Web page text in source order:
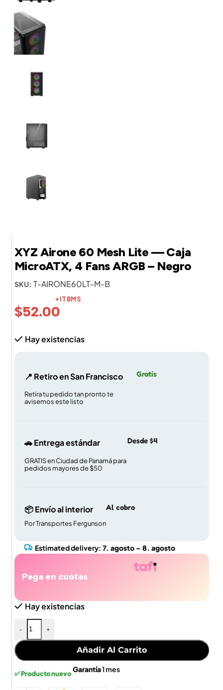
XYZ Airone 60 Mesh Lite — Caja
MicroATX, 4 Fans ARGB – Negro
SKU: T-AIRONE60LT-M-B
$52.00
+ITBMS
Hay existencias
📍 Retiro en San Francisco
Retira tu pedido tan pronto te
avisemos este listo
Gratis
🚗 Entrega estándar
GRATIS en Ciudad de Panamá para
pedidos mayores de $50
Desde $4
📦 Envío al interior
Por Transportes Fergunson
Al cobro
Estimated delivery: 7. agosto – 8. agosto
Paga en cuotas
Hay existencias
- +
Añadir Al Carrito
✅ Producto nuevoGarantía1 mes